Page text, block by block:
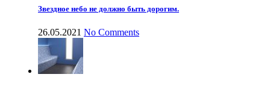
Звездное небо не должно быть дорогим.
26.05.2021 No Comments